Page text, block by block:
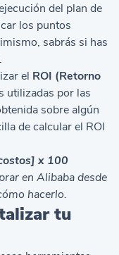
del plan de
los puntos
sabrás si has
el ROI (Retorno
utilizadas por las
sobre algún
de calcular el ROI
x 100
en Alibaba desde
hacerlo.
tu